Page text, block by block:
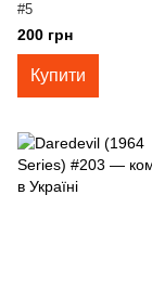
#5
200 грн
Купити